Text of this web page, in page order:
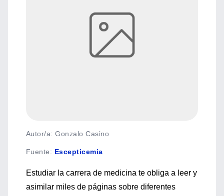
Autor/a: Gonzalo Casino
Fuente: Escepticemia
Estudiar la carrera de medicina te obliga a leer y
asimilar miles de páginas sobre diferentes